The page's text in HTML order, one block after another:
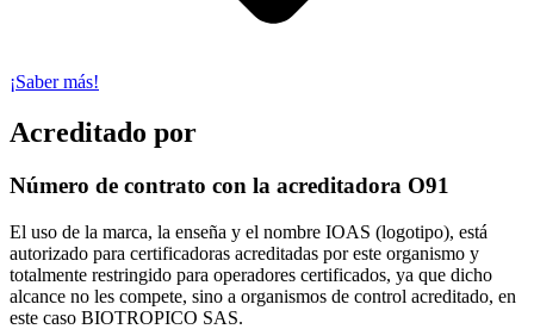
¡Saber más!
Acreditado por
Número de contrato con la acreditadora O91
El uso de la marca, la enseña y el nombre IOAS (logotipo), está
autorizado para certificadoras acreditadas por este organismo y
totalmente restringido para operadores certificados, ya que dicho
alcance no les compete, sino a organismos de control acreditado, en
este caso BIOTROPICO SAS.